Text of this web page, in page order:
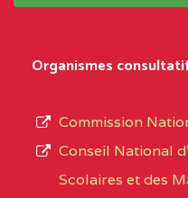
type
Organismes
Commission
Conseil National
Scolaires et des